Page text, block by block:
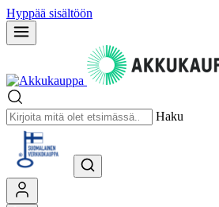
Hyppää sisältöön
Haku